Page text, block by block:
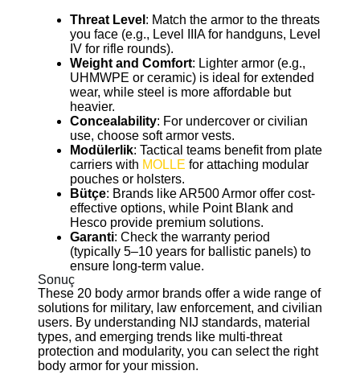
Threat Level : Match the armor to the threats
you face (e.g., Level IIIA for handguns, Level
IV for rifle rounds).
Weight and Comfort: Lighter armor (e.g.,
UHMWPE or ceramic) is ideal for extended
wear, while steel is more affordable but
heavier.
Concealability: For undercover or civilian
use, choose soft armor vests.
Modülerlik: Tactical teams benefit from plate
carriers with MOLLE for attaching modular
pouches or holsters.
Bütçe: Brands like AR500 Armor offer cost-
effective options, while Point Blank and
Hesco provide premium solutions.
Garanti: Check the warranty period
(typically 5–10 years for ballistic panels) to
ensure long-term value.
Sonuç
These 20 body armor brands offer a wide range of
solutions for military, law enforcement, and civilian
users. By understanding NIJ standards, material
types, and emerging trends like multi-threat
protection and modularity, you can select the right
body armor for your mission.